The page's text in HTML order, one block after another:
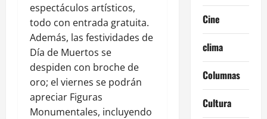
espectáculos artísticos,
todo con entrada gratuita.
Además, las festividades de
Día de Muertos se
despiden con broche de
oro; el viernes se podrán
apreciar Figuras
Monumentales, incluyendo
Cine
clima
Columnas
Cultura